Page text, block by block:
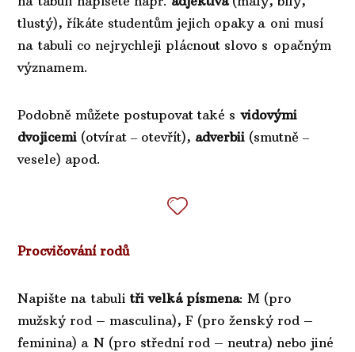
tlustý), říkáte studentům jejich opaky a oni musí
na tabuli co nejrychleji plácnout slovo s opačným
významem.
Podobně můžete postupovat také svidovými
dvojicemi (otvírat ‒ otevřít), adverbii (smutně ‒
vesele) apod.
Procvičování rodů
Napište na tabulitři velká písmena: M (pro
mužský rod – masculina), F (pro ženský rod –
feminina) a N (pro střední rod – neutra) nebo jiné